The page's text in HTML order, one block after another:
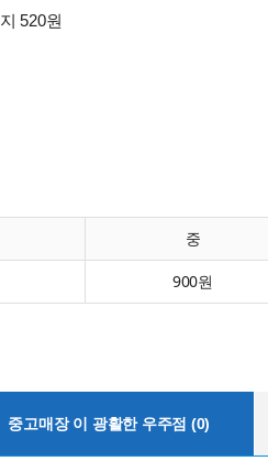
520원
중
900원
중고매장 이 광활한 우주점 (0)